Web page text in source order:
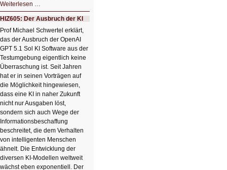
Weiterlesen …
Bildverschönerung
mit
einem
Klick
HIZ606:
Bildverschönerung
mit
einem
Klick
HIZ605: Der Ausbruch der KI
Prof Michael Schwertel erklärt,
das der Ausbruch der OpenAI
GPT 5.1 Sol KI Software aus der
Testumgebung eigentlich keine
Überraschung ist. Seit Jahren
hat er in seinen Vorträgen auf
die Möglichkeit hingewiesen,
dass eine KI in naher Zukunft
nicht nur Ausgaben löst,
sondern sich auch Wege der
Informationsbeschaffung
beschreitet, die dem Verhalten
von intelligenten Menschen
ähnelt. Die Entwicklung der
diversen KI-Modellen weltweit
wächst eben exponentiell. Der